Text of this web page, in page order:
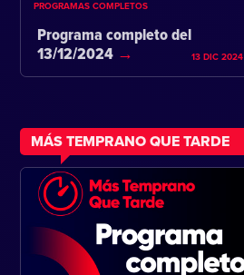
PROGRAMAS COMPLETOS
Programa completo del
13/12/2024
13 DIC 2024
MÁS TEMPRANO QUE TARDE